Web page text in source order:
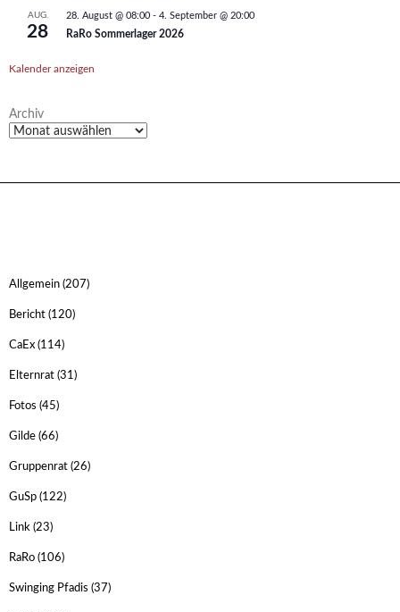
AUG.
28
28. August @ 08:00 - 4. September @ 20:00
RaRo Sommerlager 2026
Kalender anzeigen
Archiv
Allgemein (207)
Bericht (120)
CaEx (114)
Elternrat (31)
Fotos (45)
Gilde (66)
Gruppenrat (26)
GuSp (122)
Link (23)
RaRo (106)
Swinging Pfadis (37)